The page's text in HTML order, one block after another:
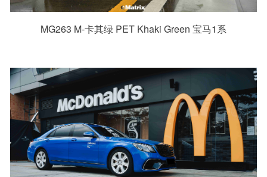
MG263 M-卡其绿 PET Khaki Green 宝马1系